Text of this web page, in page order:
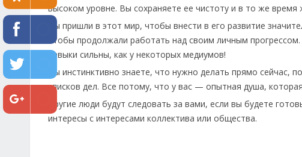
высоком уровне. Вы сохраняете ее чистоту и в то же
Вы пришли в этот мир, чтобы внести в его развитие
чтобы продолжали работать над своим личным
навыки сильны, как у некоторых медиумов!
Вы инстинктивно знаете, что нужно делать прямо сейчас,
списков дел. Все потому, что у вас — опытная душа,
Другие люди будут следовать за вами, если вы будете
интересы с интересами коллектива или общества.